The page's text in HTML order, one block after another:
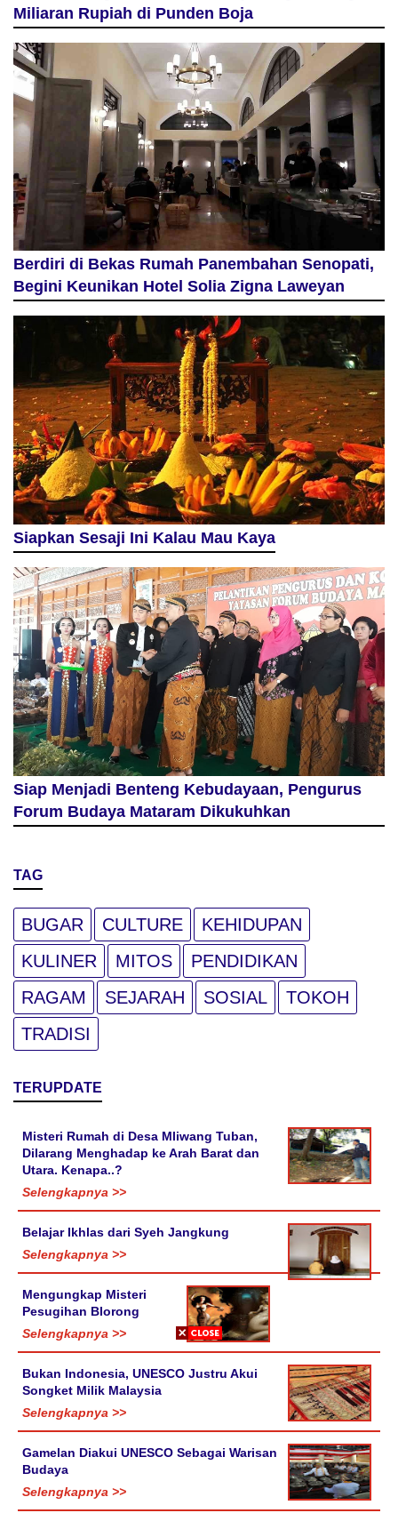
Miliaran Rupiah di Punden Boja
Berdiri di Bekas Rumah Panembahan Senopati,
Begini Keunikan Hotel Solia Zigna Laweyan
Siapkan Sesaji Ini Kalau Mau Kaya
Siap Menjadi Benteng Kebudayaan, Pengurus
Forum Budaya Mataram Dikukuhkan
TAG
BUGAR CULTURE
KEHIDUPAN
KULINER
MITOS
PENDIDIKAN
RAGAM
SEJARAH SOSIAL
TOKOH
TRADISI
TERUPDATE
Misteri Rumah di Desa Mliwang Tuban,
Dilarang Menghadap ke Arah Barat dan
Utara. Kenapa..?
Selengkapnya >>
Belajar Ikhlas dari Syeh Jangkung
Selengkapnya >>
Mengungkap Misteri
Pesugihan Blorong
Selengkapnya >>
Bukan Indonesia, UNESCO Justru Akui
Songket Milik Malaysia
Selengkapnya >>
Gamelan Diakui UNESCO Sebagai Warisan
Budaya
Selengkapnya >>